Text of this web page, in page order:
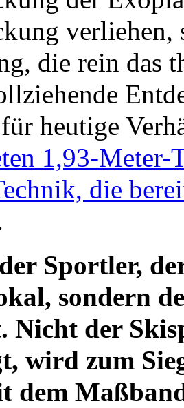
die rein das
heutige
1,93-Meter-
die
Sportler,
sondern
Nicht der
wird zum
dem